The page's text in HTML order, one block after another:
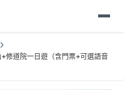
修道院一日遊（含門票+可選語音